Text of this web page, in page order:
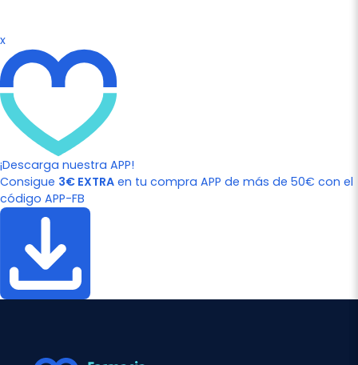
x
¡Descarga nuestra APP!
Consigue 3€ EXTRA en tu compra APP de más de 50€ con el
código APP-FB